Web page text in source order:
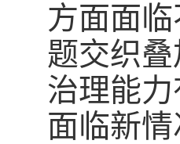
方面面
题交织
治理能
面临新